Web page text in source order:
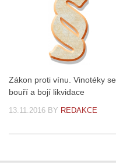
Zákon proti vínu. Vinotéky se
bouří a bojí likvidace
13.11.2016 BY REDAKCE